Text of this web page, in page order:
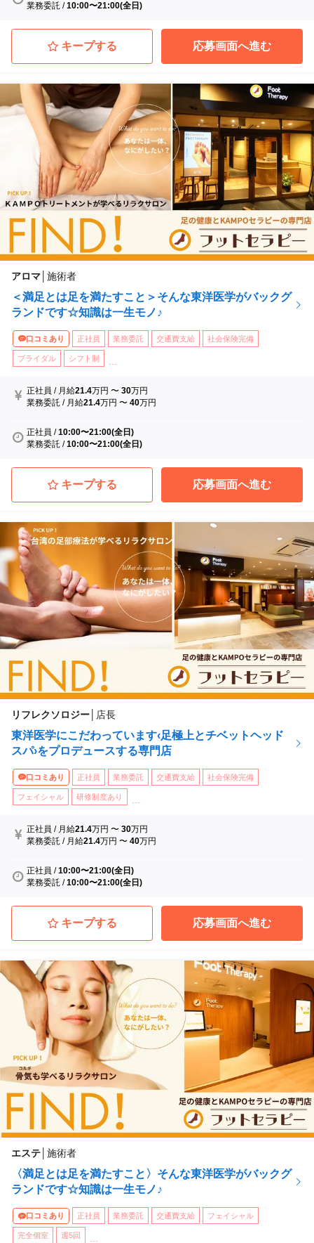
業務委託 /10:00〜21:00(全日)
キープする 応募画面へ進む
アロマ 施術者
＜満足とは足を満たすこと＞そんな東洋医学がバックグ
ランドです☆知識は一生モノ♪
口コミあり 正社員 業務委託 交通費支給 社会保険完備
ブライダル シフト制
正社員 / 月給21.4万円 〜30万円
業務委託 / 月給21.4万円 〜40万円
正社員 /10:00〜21:00(全日)
業務委託 /10:00〜21:00(全日)
キープする 応募画面へ進む
リフレクソロジー 店長
東洋医学にこだわっています‹足極上とチベットヘッド
スパ›をプロデュースする専門店
口コミあり 正社員 業務委託 交通費支給 社会保険完備
フェイシャル 研修制度あり
正社員 / 月給21.4万円 〜30万円
業務委託 / 月給21.4万円 〜40万円
正社員 /10:00〜21:00(全日)
業務委託 /10:00〜21:00(全日)
キープする 応募画面へ進む
エステ 施術者
〈満足とは足を満たすこと〉そんな東洋医学がバックグ
ランドです☆知識は一生モノ♪
口コミあり 正社員 業務委託 交通費支給 フェイシャル
完全個室 週5回 ...